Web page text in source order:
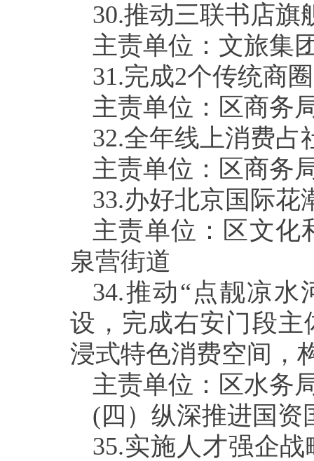
30.推动三联书店旗
主责单位：文旅集
31.完成2个传统商
主责单位：区商务
32.全年线上消费占
主责单位：区商务
33.办好北京国际花
主责单位：区文化
泉营街道
34.推动“点靓凉水
设，完成右安门段
浸式特色消费空间，
主责单位：区水务
( 四）纵深推进国资
35.实施人才强企